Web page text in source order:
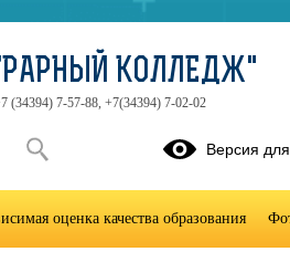
КОЛЛЕДЖ"
(34394) 7-57-88, +7(34394) 7-02-02
Версия
оценка качества образования